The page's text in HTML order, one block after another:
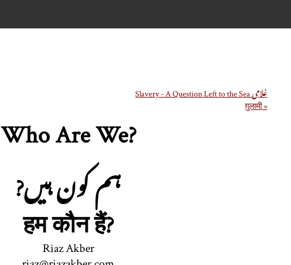
Slavery - A Question Left to the Sea غلامی
ग़ुलामी »
Who Are We?
?ہم کون ہیں
हम कौन हैं?
Riaz Akber